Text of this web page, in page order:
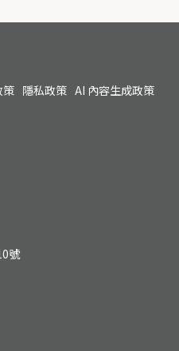
策 隱私政策 AI 內容生成政策
號